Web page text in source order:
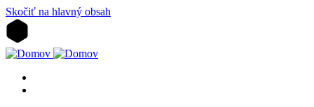
Skočiť na hlavný obsah